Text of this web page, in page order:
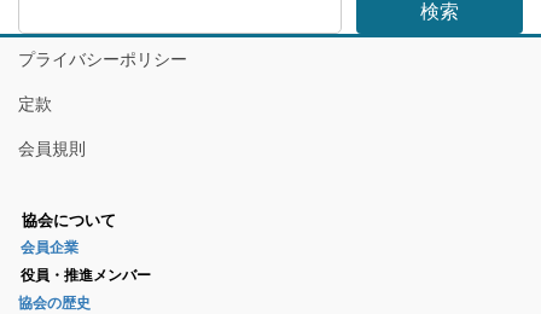
検索
プライバシーポリシー
定款
会員規則
協会について
会員企業
役員・推進メンバー
協会の歴史